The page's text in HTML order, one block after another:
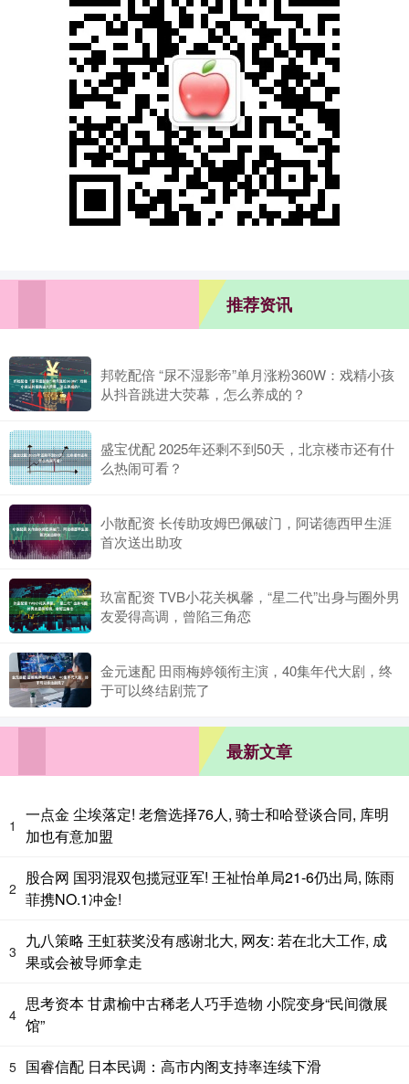
推荐资讯
邦乾配倍 “尿不湿影帝”单月涨粉360W：戏精小孩
从抖音跳进大荧幕，怎么养成的？
盛宝优配 2025年还剩不到50天，北京楼市还有什
么热闹可看？
小散配资 长传助攻姆巴佩破门，阿诺德西甲生涯
首次送出助攻
玖富配资 TVB小花关枫馨，“星二代”出身与圈外男
友爱得高调，曾陷三角恋
金元速配 田雨梅婷领衔主演，40集年代大剧，终
于可以终结剧荒了
最新文章
1
一点金 尘埃落定! 老詹选择76人, 骑士和哈登谈合同, 库明
加也有意加盟
2
股合网 国羽混双包揽冠亚军! 王祉怡单局21-6仍出局, 陈雨
菲携NO.1冲金!
3
九八策略 王虹获奖没有感谢北大, 网友: 若在北大工作, 成
果或会被导师拿走
4
思考资本 甘肃榆中古稀老人巧手造物 小院变身“民间微展
馆”
5 国睿信配 日本民调：高市内阁支持率连续下滑